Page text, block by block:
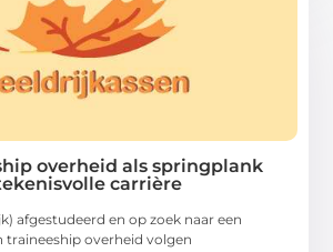
overheid als springplank
carrière
afgestudeerd en op zoek naar een
traineeship overheid volgen